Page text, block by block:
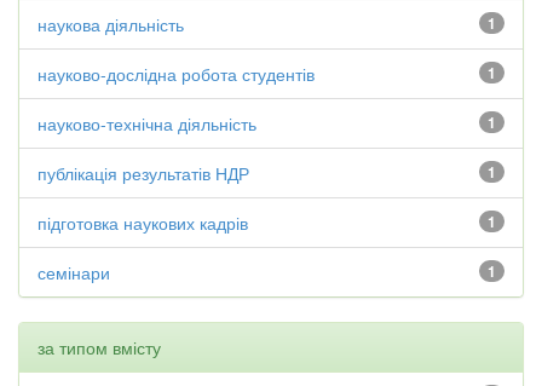
1
наукова діяльність
1
науково-дослідна робота студентів
1
науково-технічна діяльність
1
публікація результатів НДР
1
підготовка наукових кадрів
1
семінари
за типом вмісту